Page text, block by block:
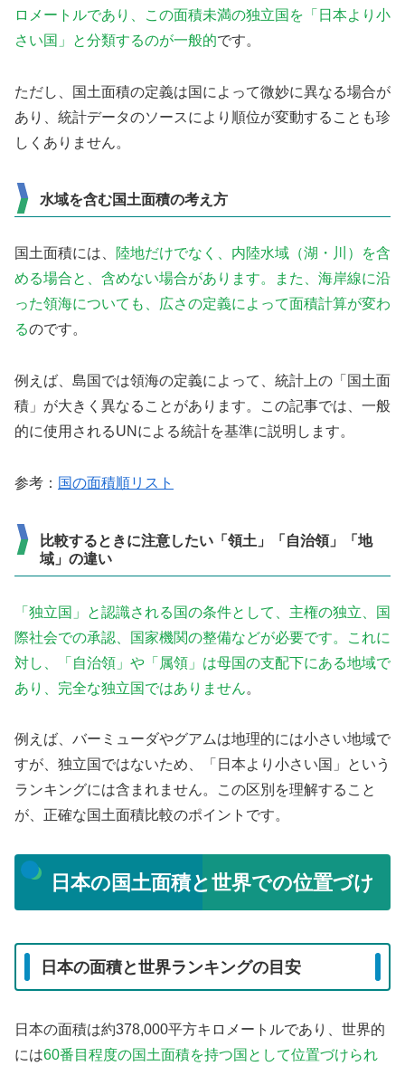
ロメートルであり、この面積未満の独立国を「日本より小
さい国」と分類するのが一般的です。
ただし、国土面積の定義は国によって微妙に異なる場合が
あり、統計データのソースにより順位が変動することも珍
しくありません。
水域を含む国土面積の考え方
国土面積には、
陸地だけでなく、内陸水域（湖・川）を含
める場合と、含めない場合があります。また、海岸線に沿
った領海についても、広さの定義によって面積計算が変わ
るのです。
例えば、島国では領海の定義によって、統計上の「国土面
積」が大きく異なることがあります。この記事では、一般
的に使用されるUNによる統計を基準に説明します。
参考： 国の面積順リスト
比較するときに注意したい「領土」「自治領」「地
域」の違い
「独立国」と認識される国の条件として、主権の独立、国
際社会での承認、国家機関の整備などが必要です。これに
対し、「自治領」や「属領」は母国の支配下にある地域で
あり、完全な独立国ではありません。
例えば、バーミューダやグアムは地理的には小さい地域で
すが、独立国ではないため、「日本より小さい国」という
ランキングには含まれません。この区別を理解すること
が、正確な国土面積比較のポイントです。
日本の国土面積と世界での位置づけ
日本の面積と世界ランキングの目安
日本の面積は約378,000平方キロメートルであり、世界的
には60番目程度の国土面積を持つ国として位置づけられ